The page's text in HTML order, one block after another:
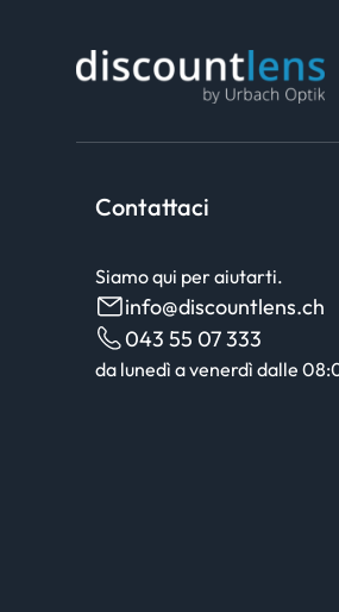
Contattaci
Siamo qui per aiutarti.
info@discountlens.ch
043 55 07 333
da lunedì a venerdì dalle